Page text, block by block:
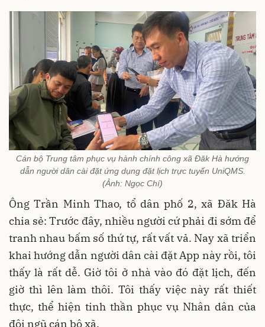
Cán bộ Trung tâm phục vụ hành chính công xã Đăk Hà hướng
dẫn người dân cài đặt ứng dụng đặt lịch trực tuyến UniQMS.
(Ảnh: Ngọc Chí)
Ông Trần Minh Thao, tổ dân phố 2, xã Đăk Hà
chia sẻ: Trước đây, nhiều người cứ phải đi sớm để
tranh nhau bấm số thứ tự, rất vất vả. Nay xã triển
khai hướng dẫn người dân cài đặt App này rồi, tôi
thấy là rất dễ. Giờ tôi ở nhà vào đó đặt lịch, đến
giờ thì lên làm thôi. Tôi thấy việc này rất thiết
thực, thể hiện tinh thần phục vụ Nhân dân của
đội ngũ cán bộ xã.